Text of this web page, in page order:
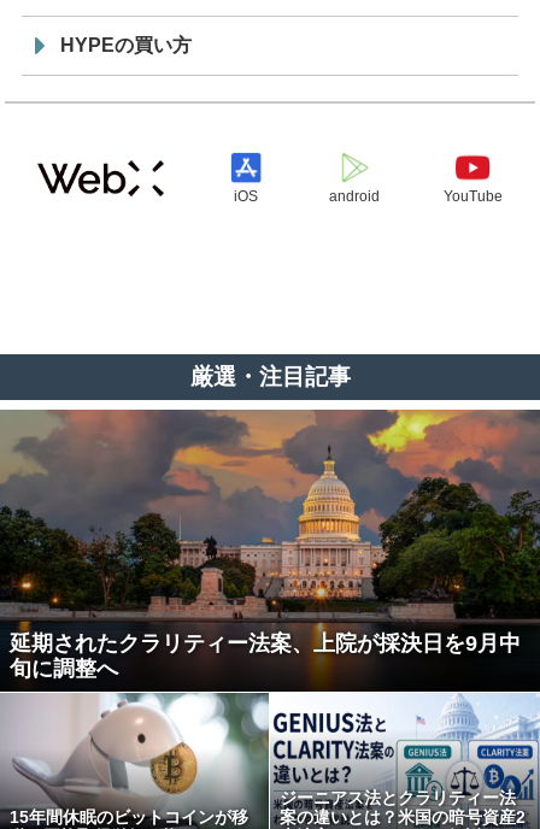
HYPEの買い方
iOS android YouTube
厳選・注目記事
延期されたクラリティー法案、上院が採決日を9月中
旬に調整へ
15年間休眠のビットコインが移
ジーニアス法とクラリティー法
案の違いとは？米国の暗号資産2